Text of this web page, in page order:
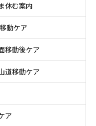
休む案内
動ケア
移動後ケア
道移動ケア
ア